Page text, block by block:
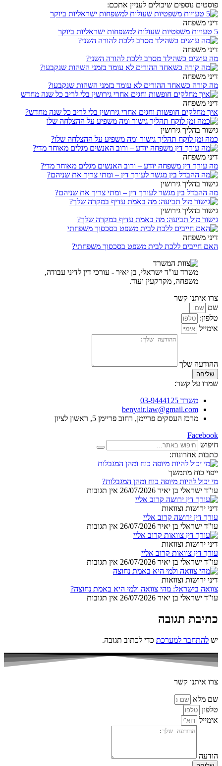
פוסטים נוספים שיכולים לעניין אתכם:
דיני משפחה
5 טעויות משפטיות שעולות למשפחות ישראליות ביוקר
דיני משפחה
מה עושים כשהילד מסרב ללכת להורה השני?
דיני משפחה
מה קורה כשאחד ההורים לא עומד בזמני השהות שנקבעו?
דיני משפחה
איך מחלקים חופשות וחגים אחרי גירושין בלי לריב כל שנה מחדש?
גישור בהליך גירושין
כמה זמן לוקח תהליך גישור ומה משפיע על ההצלחה שלו?
דיני משפחה
מה עורך דין משפחה יודע – ורוב האנשים מגלים מאוחר מדי?
גישור בהליך גירושין
מה ההבדל בין מגשר לעורך דין – ומתי צריך את שניהם?
גישור בהליך גירושין
גישור מול תביעה: מה באמת עדיף במקרה שלך?
דיני משפחה
האם חייבים ללכת לבית משפט בסכסוך משפחתי?
משרד עו"ד ישראלי, בן יאיר - עורכי דין לדיני עבודה,
משפחה, מקרקעין ועוד.
צרו איתנו קשר
שם
טלפון:
אימייל
ההודעה שלך
שליחה
שמרו על קשר:
משרד 03-9444125
benyair.law@gmail.com
מרכז העסקים פריימן, רחוב פריימן 5, ראשון לציון
Facebook
חיפוש
כתבות אחרונות:
ייפוי כוח מתמשך
מי יכול להיות מיופה כוח ומהן המגבלות?
עו"ד ישראלי בן יאיר 26/07/2026 אין תגובות
דיני ירושות וצוואות
עורך דין ירושה קרוב אליי
עו"ד ישראלי בן יאיר 26/07/2026 אין תגובות
דיני ירושות וצוואות
עורך דין צוואות קרוב אליי
עו"ד ישראלי בן יאיר 26/07/2026 אין תגובות
דיני ירושות וצוואות
צוואה בישראל: מהי צוואה ולמי היא באמת נחוצה?
עו"ד ישראלי בן יאיר 26/07/2026 אין תגובות
כתיבת תגובה
יש להתחבר למערכת כדי לכתוב תגובה.
צרו איתנו קשר
שם מלא
טלפון
אימייל
הודעה